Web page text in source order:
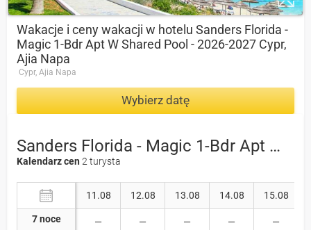
Wakacje i ceny wakacji w hotelu Sanders Florida -
Magic 1-Bdr Apt W Shared Pool - 2026-2027 Cypr,
Ajia Napa
Cypr, Ajia Napa
Wybierz datę
Sanders Florida - Magic 1-Bdr Apt W Shared Pool -
Kalendarz cen 2 turysta
7 noce
11.08 12.08 13.08 14.08 15.08